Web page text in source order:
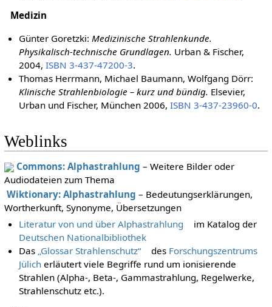
Medizin
Günter Goretzki: Medizinische Strahlenkunde.
Physikalisch-technische Grundlagen. Urban & Fischer,
2004,ISBN 3-437-47200-3.
Thomas Herrmann, Michael Baumann, Wolfgang Dörr:
Klinische Strahlenbiologie – kurz und bündig. Elsevier,
Urban und Fischer, München 2006,ISBN 3-437-23960-0.
Weblinks
Commons: Alphastrahlung – Weitere Bilder oder
Audiodateien zum Thema
Wiktionary: Alphastrahlung – Bedeutungserklärungen,
Wortherkunft, Synonyme, Übersetzungen
Literatur von und über Alphastrahlung
im Katalog der
Deutschen Nationalbibliothek
Das „Glossar Strahlenschutz“ des Forschungszentrums
Jülich erläutert viele Begriffe rund um ionisierende
Strahlen (Alpha-, Beta-, Gammastrahlung, Regelwerke,
Strahlenschutz etc.).